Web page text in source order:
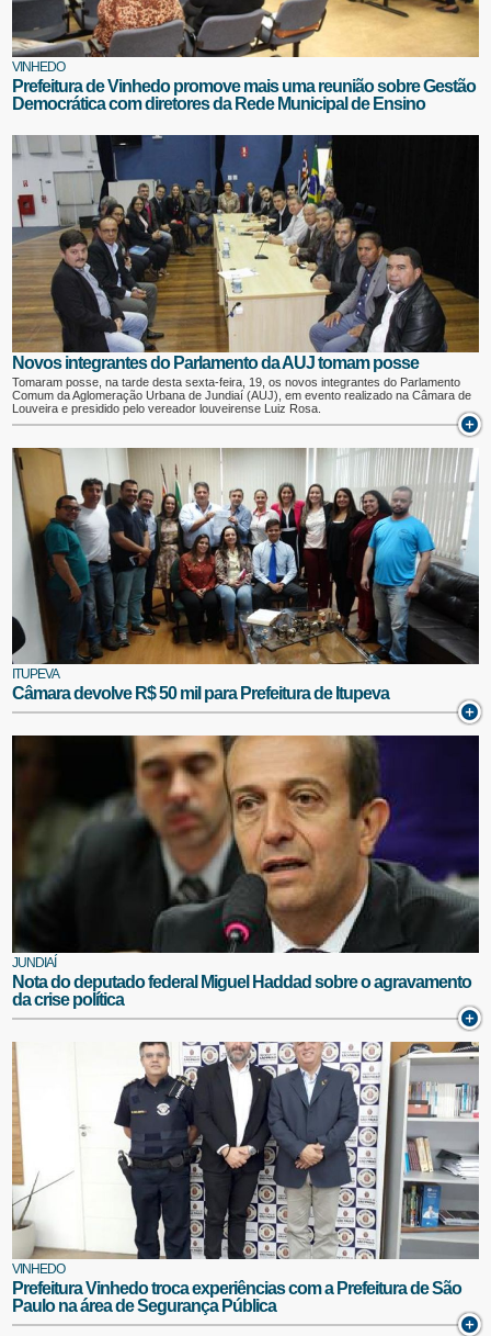
VINHEDO
Prefeitura de Vinhedo promove mais uma reunião sobre Gestão
Democrática com diretores da Rede Municipal de Ensino
Novos integrantes do Parlamento da AUJ tomam posse
Tomaram posse, na tarde desta sexta-feira, 19, os novos integrantes do Parlamento
Comum da Aglomeração Urbana de Jundiaí (AUJ), em evento realizado na Câmara de
Louveira e presidido pelo vereador louveirense Luiz Rosa.
ITUPEVA
Câmara devolve R$ 50 mil para Prefeitura de Itupeva
JUNDIAÍ
Nota do deputado federal Miguel Haddad sobre o agravamento
da crise política
VINHEDO
Prefeitura Vinhedo troca experiências com a Prefeitura de São
Paulo na área de Segurança Pública